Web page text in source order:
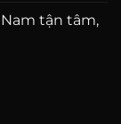
tận tâm,